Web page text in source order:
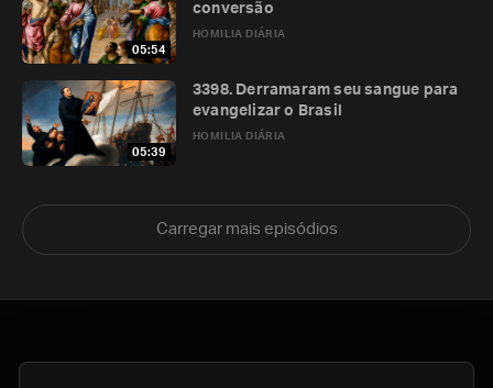
05:54
HOMILIA DIÁRIA
conversão
05:39
HOMILIA DIÁRIA
3398. Derramaram seu sangue para
evangelizar o Brasil
Carregar mais episódios